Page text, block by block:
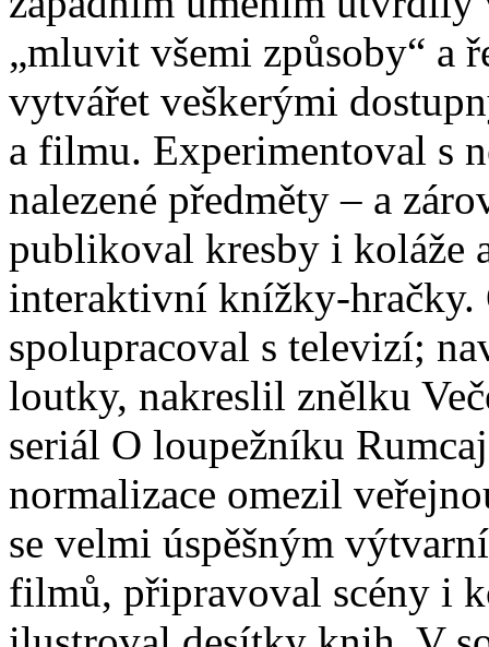
„mluvit všemi způsoby“ a
vytvářet veškerými
a filmu. Experimentoval s
nalezené předměty ‒ a
publikoval kresby i koláže
interaktivní knížky-hračky.
spolupracoval s televizí;
loutky, nakreslil znělku
seriál O loupežníku
normalizace omezil
se velmi úspěšným
filmů, připravoval scény i